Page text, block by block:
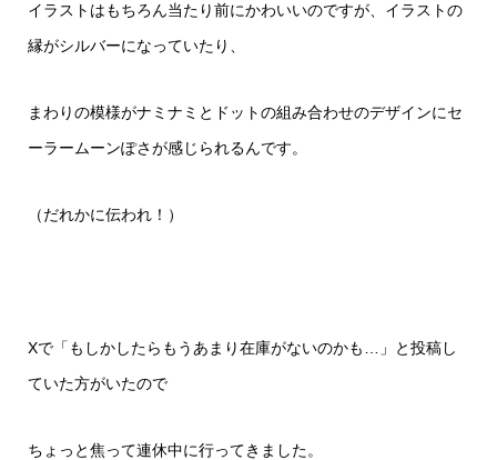
イラストはもちろん当たり前にかわいいのですが、イラストの
縁がシルバーになっていたり、
まわりの模様がナミナミとドットの組み合わせのデザインにセ
ーラームーンぽさが感じられるんです。
（だれかに伝われ！）
Xで「もしかしたらもうあまり在庫がないのかも…」と投稿し
ていた方がいたので
ちょっと焦って連休中に行ってきました。